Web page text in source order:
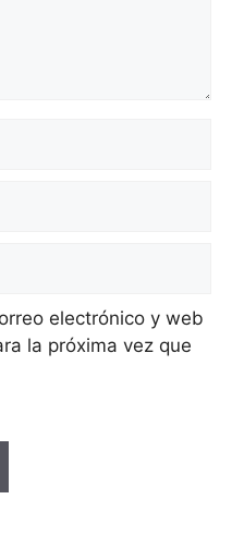
electrónico y web
la próxima vez que